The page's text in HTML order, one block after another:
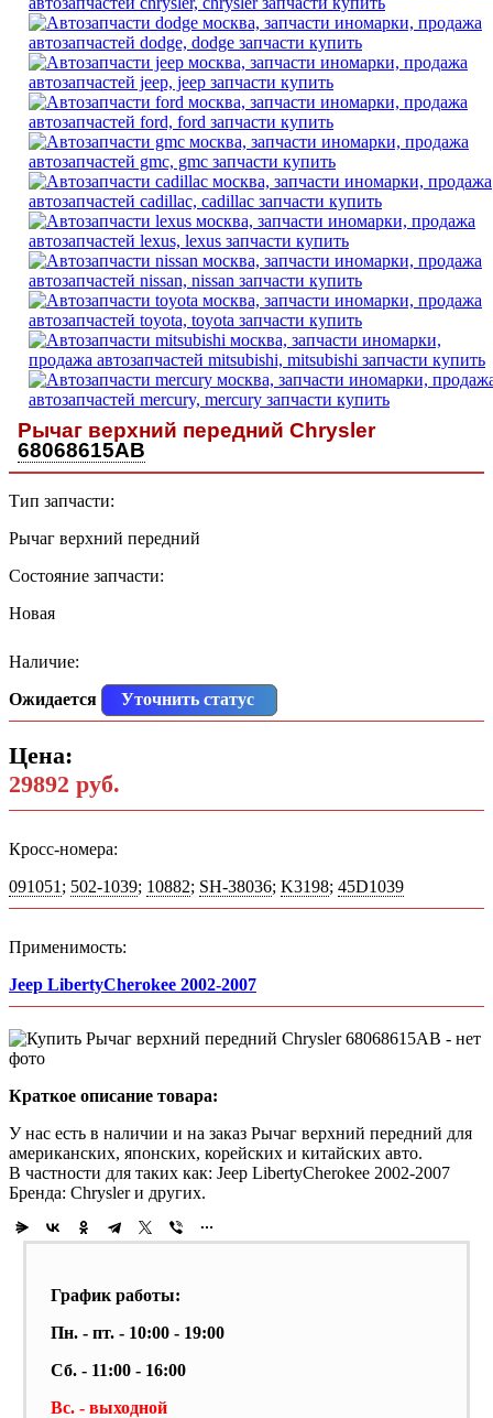
Рычаг верхний передний Chrysler
68068615AB
Тип запчасти:
Рычаг верхний передний
Состояние запчасти:
Новая
Наличие:
Ожидается
Уточнить статус
Цена:
29892 руб.
Кросс-номера:
091051 ; 502-1039; 10882; SH-38036; K3198; 45D1039
Применимость:
Jeep LibertyCherokee 2002-2007
Краткое описание товара:
У нас есть в наличии и на заказ Рычаг верхний передний для
американских, японских, корейских и китайских авто.
В частности для таких как: Jeep LibertyCherokee 2002-2007
Бренда: Chrysler и других.
График работы:
Пн. - пт. - 10:00 - 19:00
Сб. - 11:00 - 16:00
Вс. - выходной